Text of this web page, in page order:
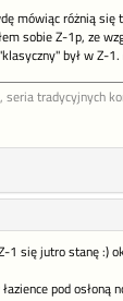
mówiąc różnią
sobie Z-1p, ze
był w Z-1.
tradycyjnych
się jutro stanę :)
pod osłoną